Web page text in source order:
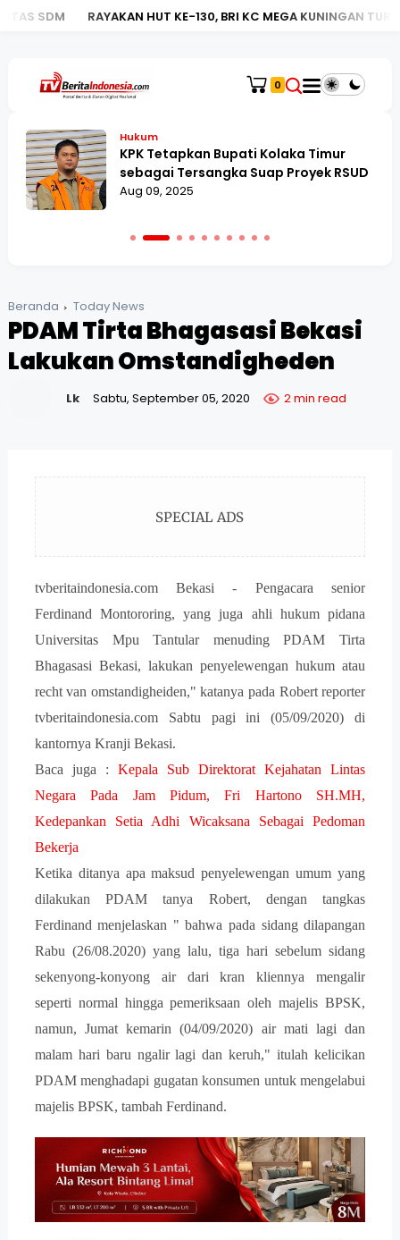
HUT KE-130, BRI KC MEGA KUNINGAN TURUT
0
Hukum
KPK Tetapkan Bupati Kolaka Timur
sebagai Tersangka Suap Proyek RSUD
Aug 09, 2025
Beranda Today News
PDAM Tirta Bhagasasi Bekasi
Lakukan Omstandigheden
Lk Sabtu, September 05, 2020 2 min read
SPECIAL ADS
tvberitaindonesia.com Bekasi - Pengacara senior
Ferdinand Montororing, yang juga ahli hukum pidana
Universitas Mpu Tantular menuding PDAM Tirta
Bhagasasi Bekasi, lakukan penyelewengan hukum atau
recht van omstandigheiden," katanya pada Robert reporter
tvberitaindonesia.com Sabtu pagi ini (05/09/2020) di
kantornya Kranji Bekasi.
Baca juga : Kepala Sub Direktorat Kejahatan Lintas
Negara Pada Jam Pidum, Fri Hartono SH.MH,
Kedepankan Setia Adhi Wicaksana Sebagai Pedoman
Bekerja
Ketika ditanya apa maksud penyelewengan umum yang
dilakukan PDAM tanya Robert, dengan tangkas
Ferdinand menjelaskan " bahwa pada sidang dilapangan
Rabu (26/08.2020) yang lalu, tiga hari sebelum sidang
sekenyong-konyong air dari kran kliennya mengalir
seperti normal hingga pemeriksaan oleh majelis BPSK,
namun, Jumat kemarin (04/09/2020) air mati lagi dan
malam hari baru ngalir lagi dan keruh," itulah kelicikan
PDAM menghadapi gugatan konsumen untuk mengelabui
majelis BPSK, tambah Ferdinand.